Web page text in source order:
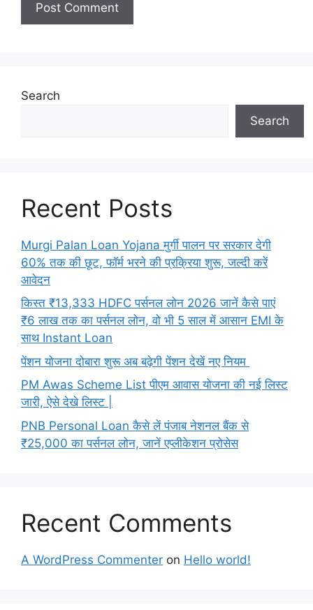
Search
Search
Recent Posts
Murgi Palan Loan Yojana मुर्गी पालन पर सरकार देगी
60% तक की छूट, फॉर्म भरने की प्रक्रिया शुरू, जल्दी करें
आवेदन
किस्त ₹13,333 HDFC पर्सनल लोन 2026 जानें कैसे पाएं
₹6 लाख तक का पर्सनल लोन, वो भी 5 साल में आसान EMI के
साथ Instant Loan
पेंशन योजना दोबारा शुरू अब बढ़ेगी पेंशन देखें नए नियम
PM Awas Scheme List पीएम आवास योजना की नई लिस्ट
जारी, ऐसे देखे लिस्ट |
PNB Personal Loan कैसे लें पंजाब नेशनल बैंक से
₹25,000 का पर्सनल लोन, जानें एप्लीकेशन प्रोसेस
Recent Comments
A WordPress Commenter on Hello world!